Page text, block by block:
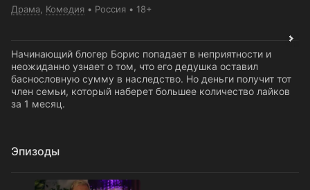
Драма Комедия Россия 18+
Начинающий блогер Борис попадает в неприятности и
неожиданно узнает о том, что его дедушка оставил
баснословную сумму в наследство. Но деньги получит тот
член семьи, который наберет большее количество лайков
за 1 месяц.
Эпизоды
100% Счастья